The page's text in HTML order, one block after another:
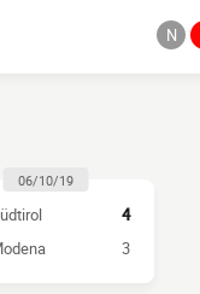
N
06/10/19
4
3